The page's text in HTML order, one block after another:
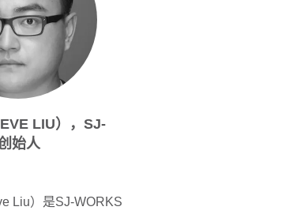
LIU），SJ-
始人
Liu）是SJ-WORKS